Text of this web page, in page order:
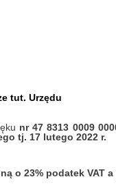
tut. Urzędu
nr 47 8313 0009
tj. 17 lutego 2022 r.
o 23% podatek VAT